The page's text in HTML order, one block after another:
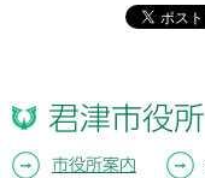
君津市役所
市役所案内